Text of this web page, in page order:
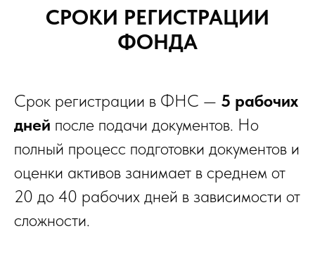
СРОКИ РЕГИСТРАЦИИ
ФОНДА
Срок регистрации в ФНС — 5 рабочих
дней после подачи документов. Но
полный процесс подготовки документов и
оценки активов занимает в среднем от
20 до 40 рабочих дней в зависимости от
сложности.